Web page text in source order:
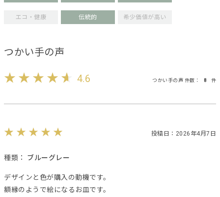
エコ・健康 伝統的 希少価値が高い
つかい手の声
4.6 つかい手の声 件数： 8 件
投稿日：2026年4月7日
種類： ブルーグレー
デザインと色が購入の動機です。
額縁のようで絵になるお皿です。